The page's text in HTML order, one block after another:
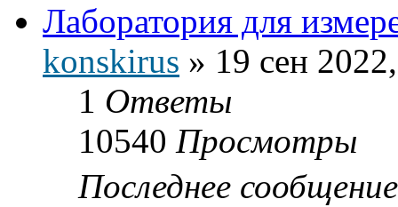
Лаборатория для
konskirus » 19 сен
1 Ответы
10540 Просмотры
Последнее